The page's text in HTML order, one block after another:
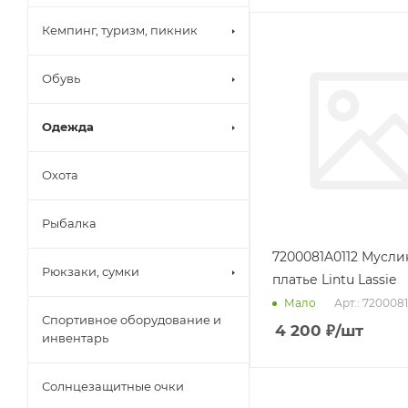
7200081A0112
платье Lintu Lassie
Мало Арт.:
4 200 ₽/шт
Кемпинг, туризм, пикник
Обувь
Одежда
Охота
Рыбалка
Рюкзаки, сумки
Спортивное оборудование и
инвентарь
Солнцезащитные очки